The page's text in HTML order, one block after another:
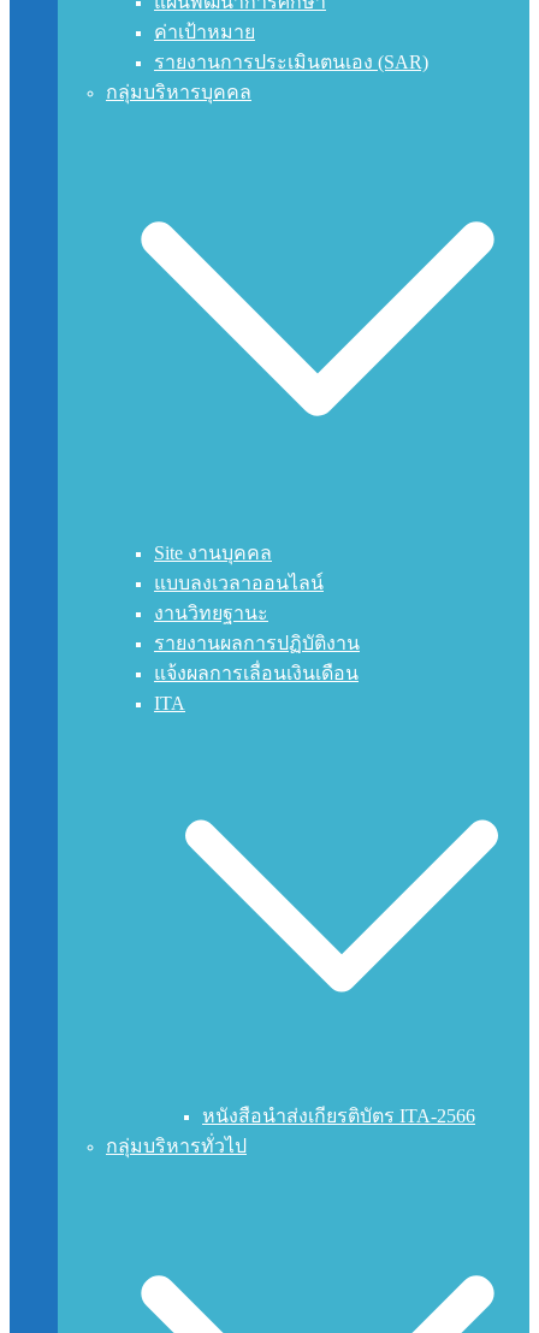
ค่าเป้าหมาย
รายงานการประเมินตนเอง (SAR)
กลุ่มบริหารบุคคล
Site งานบุคคล
แบบลงเวลาออนไลน์
งานวิทยฐานะ
รายงานผลการปฏิบัติงาน
แจ้งผลการเลื่อนเงินเดือน
ITA
หนังสือนำส่งเกียรติบัตร ITA-2566
กลุ่มบริหารทั่วไป